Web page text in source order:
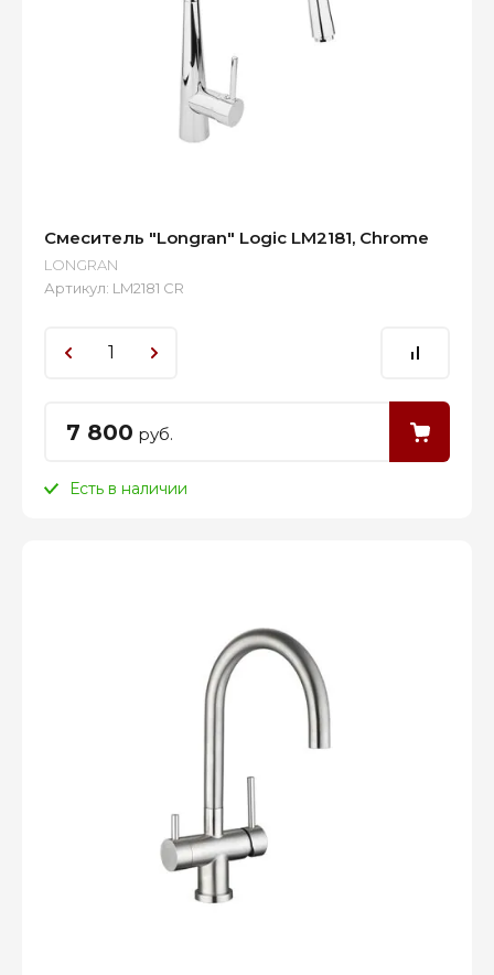
Смеситель "Longran" Logic LM2181, Chrome
LONGRAN
Артикул: LM2181 CR
7 800 руб.
Есть в наличии